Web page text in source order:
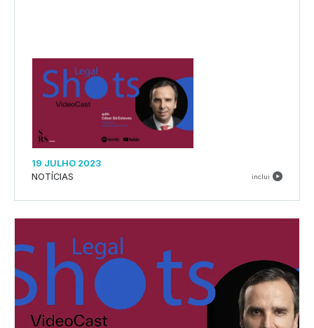
19 JULHO 2023
NOTÍCIAS
inclui